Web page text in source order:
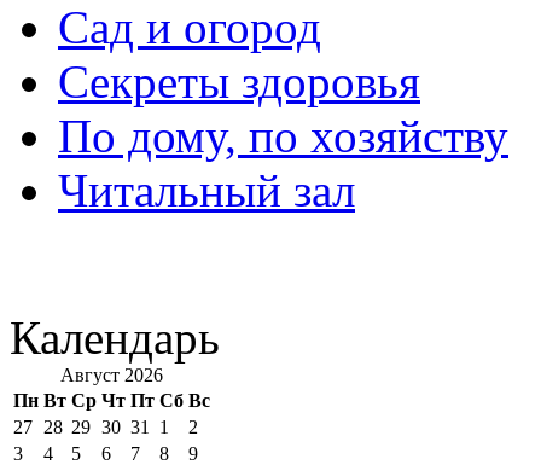
Сад и огород
Секреты здоровья
По дому, по хозяйству
Читальный зал
Календарь
Август 2026
Пн Вт Ср Чт Пт Сб Вс
27 28 29 30 31 1
2
3
4 5 6 7 8
9